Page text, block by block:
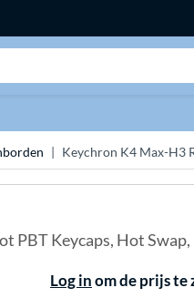
Keychron K4 Max-H3
PBT Keycaps, Hot
Log in om de prijs te